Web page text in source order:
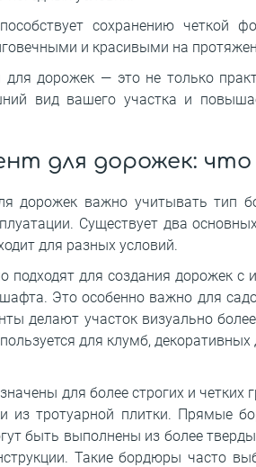
сохранению четкой
и красивыми на
дорожек — это не только
вид вашего участка и
для дорожек:
дорожек важно учитывать тип
Существует два
для разных условий.
подходят для создания дорожек
Это особенно важно для
делают участок визуально
для клумб, декоративных
для более строгих и четких
из тротуарной плитки. Прямые
быть выполнены из более
Такие бордюры часто